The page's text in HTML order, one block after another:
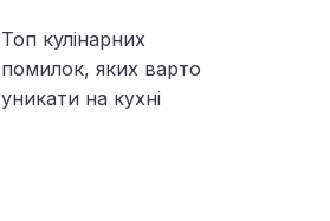
Топ кулінарних
помилок, яких варто
уникати на кухні